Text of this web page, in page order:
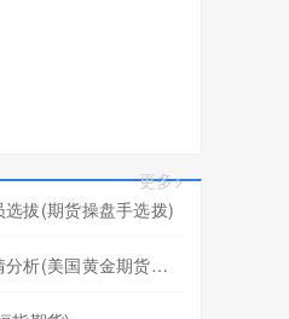
更多>
拔(期货操盘手选拨)
期货黄金每日实时行情分析(美国黄金期货行情几点开盘)